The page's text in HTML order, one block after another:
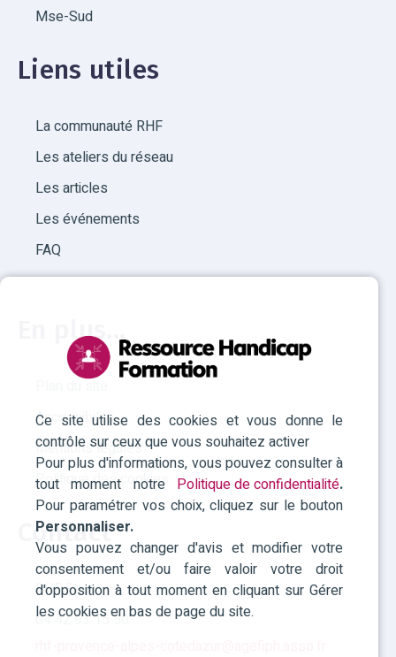
Ce site utilise des cookies et vous donne le
contrôle sur ceux que vous souhaitez activer
Pour plus d'informations, vous pouvez consulter à
tout moment notre Politique de confidentialité.
Pour paramétrer vos choix, cliquez sur le bouton
Personnaliser.
Vous pouvez changer d'avis et modifier votre
consentement et/ou faire valoir votre droit
d'opposition à tout moment en cliquant sur Gérer
les cookies en bas de page du site.
Mse-Sud
Liens utiles
La communauté RHF
Les ateliers du réseau
Les articles
Les événements
FAQ
En plus...
Accessibilité
Mentions légales
Politique des cookies
Contact
RHF Paca
04 42 93 15 50